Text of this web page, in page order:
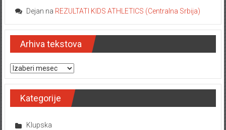
Dejan na REZULTATI KIDS ATHLETICS (Centralna Srbija)
Arhiva tekstova
Arhiva tekstova
Kategorije
Klupska